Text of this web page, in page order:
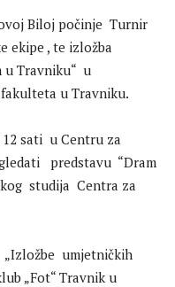
Biloj počinje Turnir
ekipe , te izložba
u Travniku“ u
u Travniku.
sati u Centru za
predstavu “Dram
studija Centra za
umjetničkih
„Fot“ Travnik u